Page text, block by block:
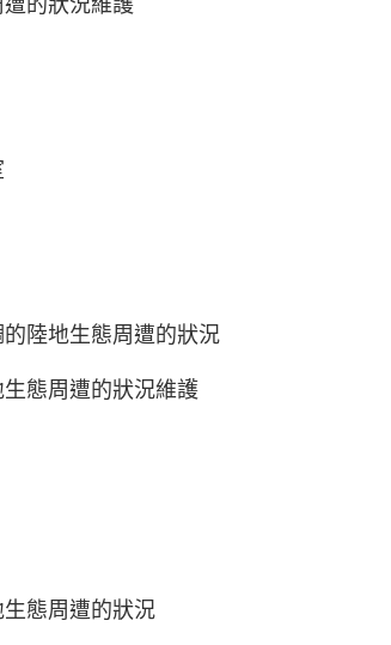
陸地生態周遭的狀況
態周遭的狀況維護
態周遭的狀況